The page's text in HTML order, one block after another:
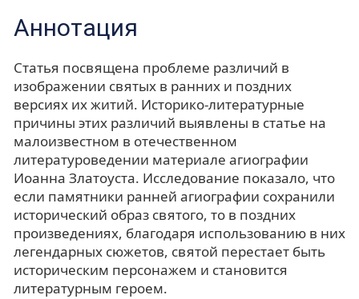
Аннотация
Статья посвящена проблеме различий в
изображении святых в ранних и поздних
версиях их житий. Историко-литературные
причины этих различий выявлены в статье на
малоизвестном в отечественном
литературоведении материале агиографии
Иоанна Златоуста. Исследование показало, что
если памятники ранней агиографии сохранили
исторический образ святого, то в поздних
произведениях, благодаря использованию в них
легендарных сюжетов, святой перестает быть
историческим персонажем и становится
литературным героем.